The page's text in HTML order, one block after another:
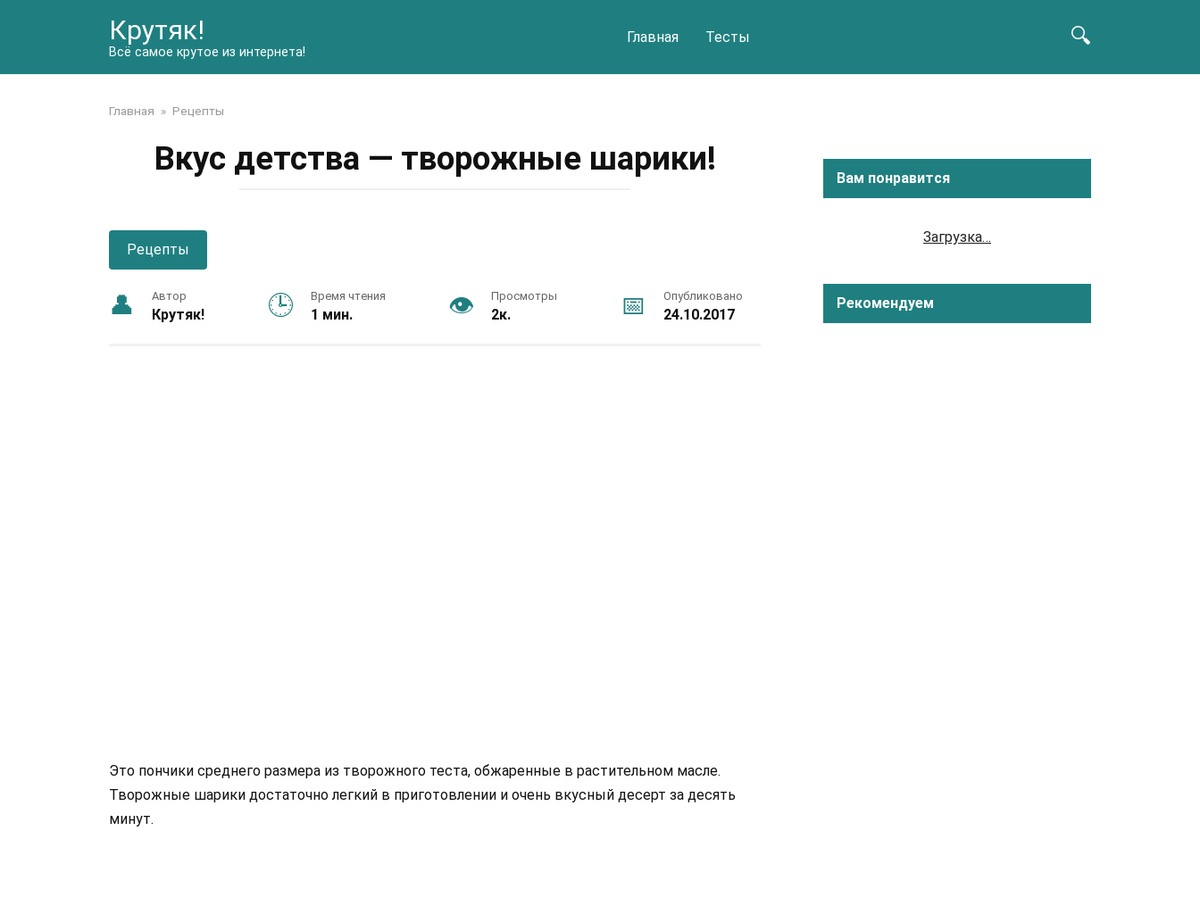
Крутяк!
Всё самое крутое из интернета!
Главная Тесты
Главная » Рецепты
Вкус детства — творожные шарики!
Рецепты
Автор
Крутяк!
Время чтения
1 мин.
Просмотры
2к.
Опубликовано
24.10.2017
Это пончики среднего размера из творожного теста, обжаренные в растительном масле.
Творожные шарики достаточно легкий в приготовлении и очень вкусный десерт за десять
минут.
Вам понравится
Загрузка…
Рекомендуем